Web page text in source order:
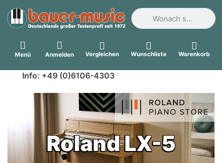
Geben Sie einen
Menü Anmelden Vergleichen Wunschliste Warenkorb
Info: +49 (0)6106-4303
Roland LX-5